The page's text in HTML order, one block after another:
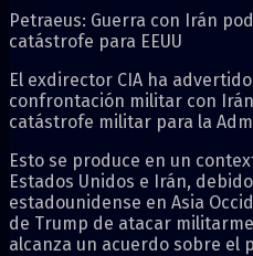
Petraeus: Guerra con Irán
catástrofe para EEUU
El exdirector CIA ha
confrontación militar con
catástrofe militar para la
Esto se produce en un
Estados Unidos e Irán,
estadounidense en Asia
de Trump de atacar
alcanza un acuerdo sobre el